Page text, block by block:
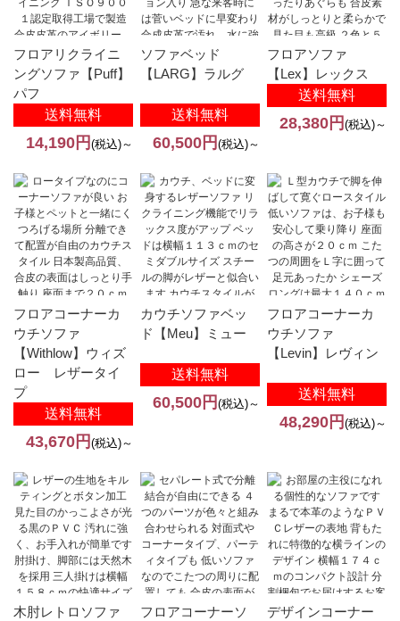
フロアリクライニ
ングソファ【Puff】
送料無料
14,190円 (税込)～
ソファベッド
【LARG】ラルグ
送料無料
60,500円 (税込)～
フロアソファ
送料無料
28,380円 (税込)～
フロアコーナーカ
ウチソファ
【Withlow】ウィズ
ロー レザータイ
送料無料
43,670円 (税込)～
カウチソファベッ
ド【Meu】ミュー
送料無料
60,500円 (税込)～
フロアコーナーカ
ウチソファ
【Levin】レヴィン
送料無料
48,290円 (税込)～
木肘レトロソファ
フロアコーナーソ
デザインコーナー